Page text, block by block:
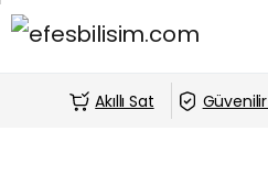
Akıllı Sat